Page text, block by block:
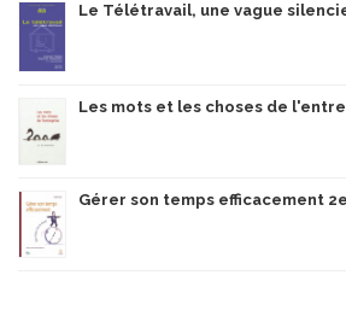
Le Télétravail, une vague
Les mots et les choses de
Gérer son temps efficacement